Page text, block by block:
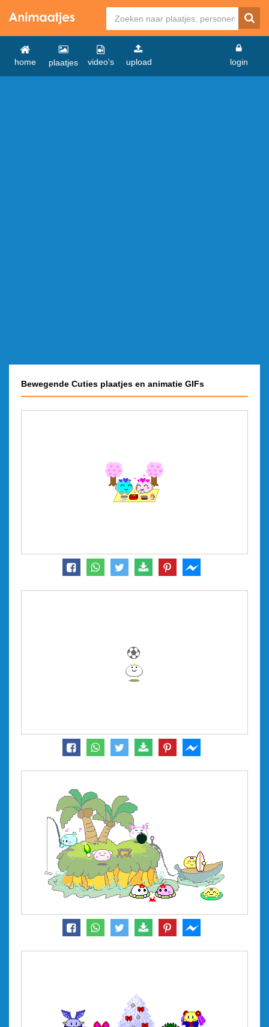
home plaatjes video's upload login
Bewegende Cuties plaatjes en animatie GIFs